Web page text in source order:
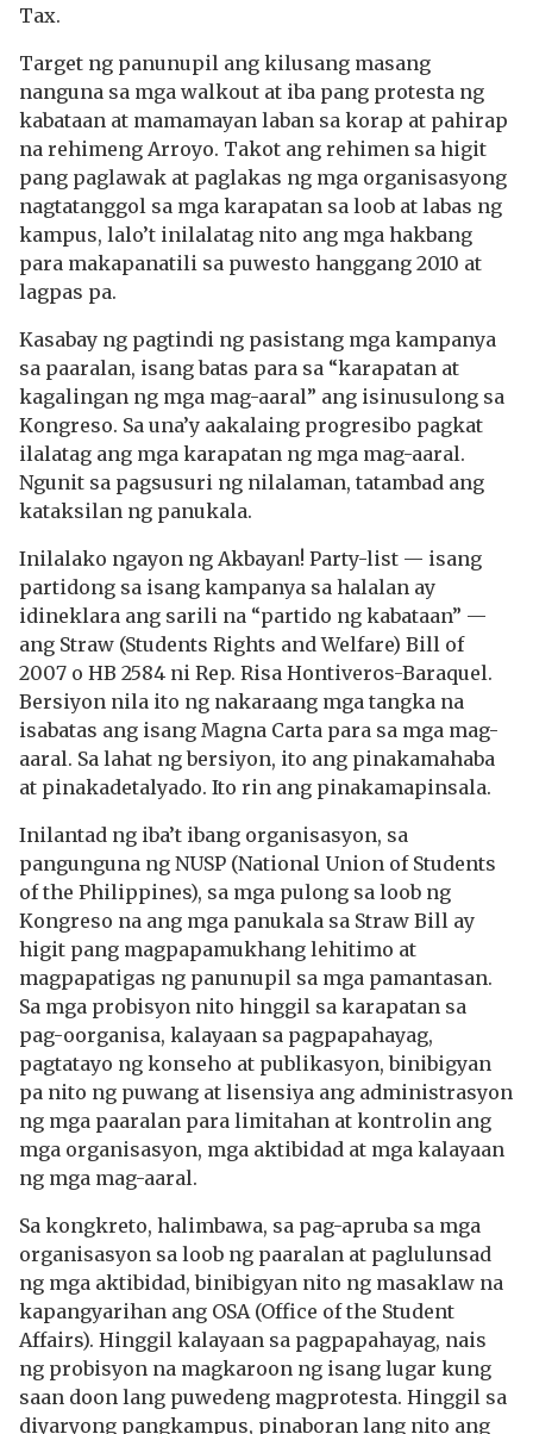
Tax.
Target ng panunupil ang kilusang masang
nanguna sa mga walkout at iba pang protesta ng
kabataan at mamamayan laban sa korap at pahirap
na rehimeng Arroyo. Takot ang rehimen sa higit
pang paglawak at paglakas ng mga organisasyong
nagtatanggol sa mga karapatan sa loob at labas ng
kampus, lalo’t inilalatag nito ang mga hakbang
para makapanatili sa puwesto hanggang 2010 at
lagpas pa.
Kasabay ng pagtindi ng pasistang mga kampanya
sa paaralan, isang batas para sa “karapatan at
kagalingan ng mga mag-aaral” ang isinusulong sa
Kongreso. Sa una’y aakalaing progresibo pagkat
ilalatag ang mga karapatan ng mga mag-aaral.
Ngunit sa pagsusuri ng nilalaman, tatambad ang
kataksilan ng panukala.
Inilalako ngayon ng Akbayan! Party-list — isang
partidong sa isang kampanya sa halalan ay
idineklara ang sarili na “partido ng kabataan” —
ang Straw (Students Rights and Welfare) Bill of
2007 o HB 2584 ni Rep. Risa Hontiveros-Baraquel.
Bersiyon nila ito ng nakaraang mga tangka na
isabatas ang isang Magna Carta para sa mga mag-
aaral. Sa lahat ng bersiyon, ito ang pinakamahaba
at pinakadetalyado. Ito rin ang pinakamapinsala.
Inilantad ng iba’t ibang organisasyon, sa
pangunguna ng NUSP (National Union of Students
of the Philippines), sa mga pulong sa loob ng
Kongreso na ang mga panukala sa Straw Bill ay
higit pang magpapamukhang lehitimo at
magpapatigas ng panunupil sa mga pamantasan.
Sa mga probisyon nito hinggil sa karapatan sa
pag-oorganisa, kalayaan sa pagpapahayag,
pagtatayo ng konseho at publikasyon, binibigyan
pa nito ng puwang at lisensiya ang administrasyon
ng mga paaralan para limitahan at kontrolin ang
mga organisasyon, mga aktibidad at mga kalayaan
ng mga mag-aaral.
Sa kongkreto, halimbawa, sa pag-apruba sa mga
organisasyon sa loob ng paaralan at paglulunsad
ng mga aktibidad, binibigyan nito ng masaklaw na
kapangyarihan ang OSA (Office of the Student
Affairs). Hinggil kalayaan sa pagpapahayag, nais
ng probisyon na magkaroon ng isang lugar kung
saan doon lang puwedeng magprotesta. Hinggil sa
diyaryong pangkampus, pinaboran lang nito ang